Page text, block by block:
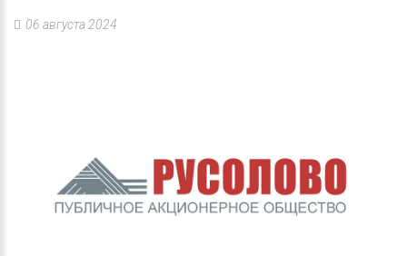
06 августа 2024